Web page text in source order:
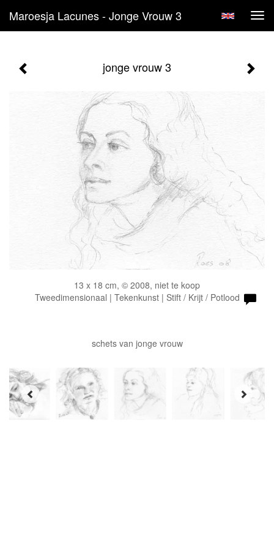
Maroesja Lacunes - Jonge Vrouw 3
jonge vrouw 3
13 x 18 cm, © 2008, niet te koop
Tweedimensionaal | Tekenkunst | Stift / Krijt / Potlood
schets van jonge vrouw